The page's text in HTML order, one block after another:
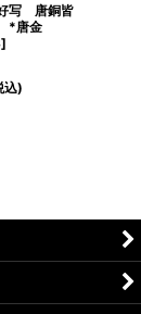
好写 唐銅皆
金
]
込)